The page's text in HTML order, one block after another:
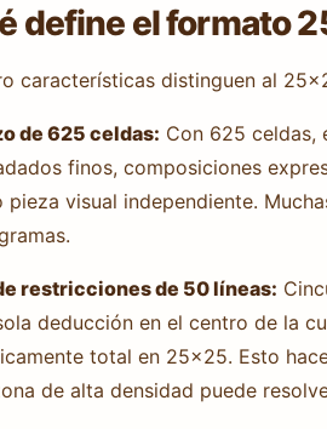
define el formato
características distinguen al
de 625 celdas: Con 625 celdas,
finos, composiciones
pieza visual independiente.
restricciones de 50 líneas:
deducción en el centro de la
total en 25×25. Esto
de alta densidad puede